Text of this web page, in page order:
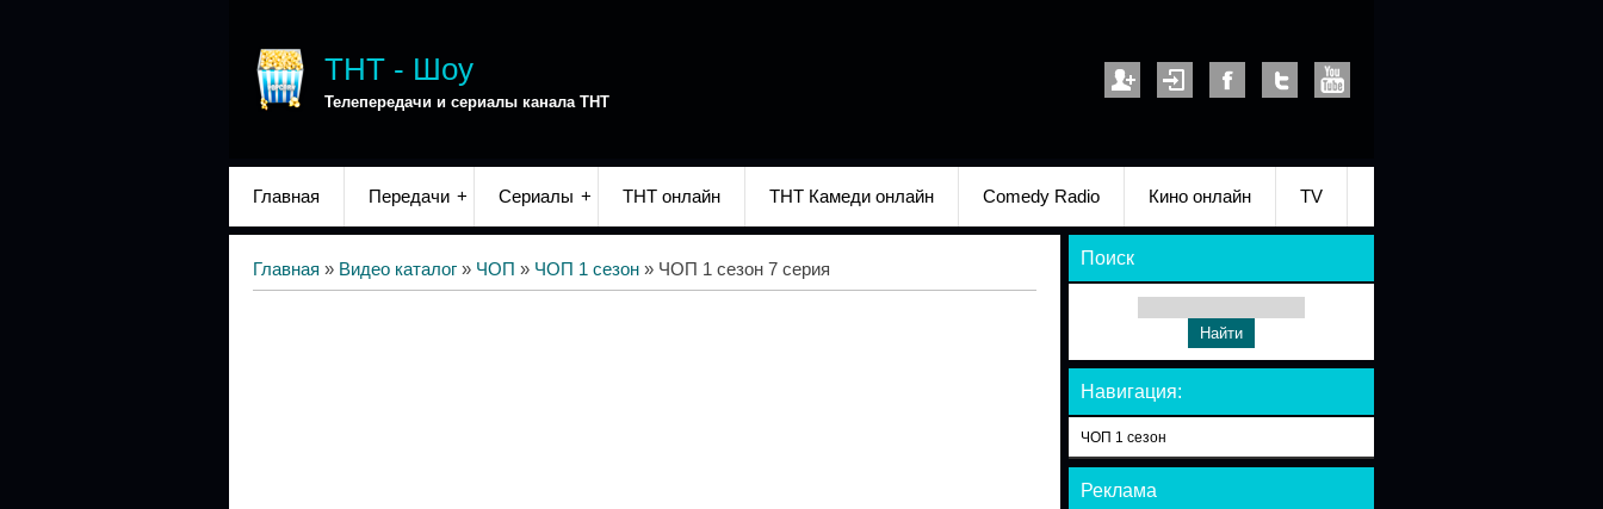
ТНТ - Шоу
Телепередачи и сериалы канала ТНТ
Главная Передачи Сериалы ТНТ онлайн ТНТ Камеди онлайн Comedy Radio Кино онлайн TV
Главная » Видео каталог » ЧОП » ЧОП 1 сезон » ЧОП 1 сезон 7 серия
Поиск
Навигация:
ЧОП 1 сезон
Реклама